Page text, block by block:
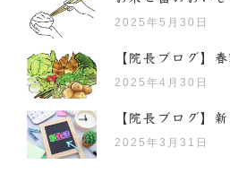
2025年5月30日
【院長ブログ】
2025年4月30日
【院長ブログ】
2025年3月31日